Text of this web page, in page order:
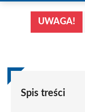
UWAGA!
Spis treści